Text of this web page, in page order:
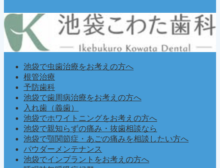
池袋で虫歯治療をお考えの方へ
根管治療
予防歯科
池袋で歯周病治療をお考えの方へ
入れ歯（義歯）
池袋でホワイトニングをお考えの方へ
池袋で親知らずの痛み・抜歯相談なら
池袋で顎関節症・あごの痛みを相談したい方へ
パウダーメンテナンス
池袋でインプラントをお考えの方へ